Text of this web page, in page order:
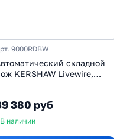
9000RDBW
складной
KERSHAW Livewire,
380 руб
В наличии